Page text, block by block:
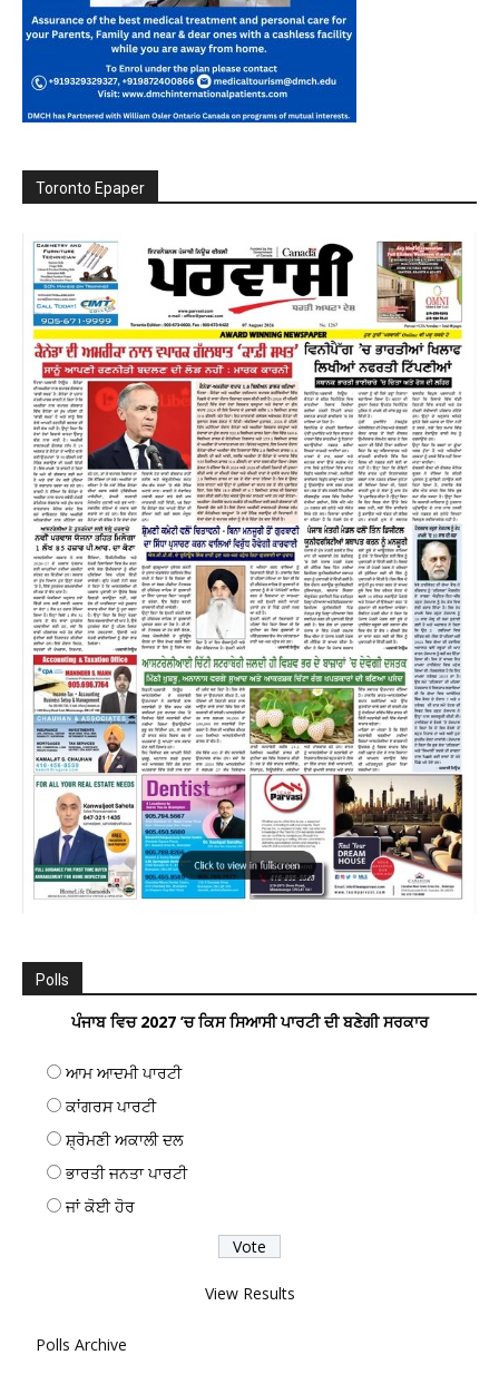
Toronto Epaper
Polls
ਪੰਜਾਬ ਵਿਚ 2027 ’ਚ ਕਿਸ ਸਿਆਸੀ ਪਾਰਟੀ ਦੀ ਬਣੇਗੀ ਸਰਕਾਰ
ਆਮ ਆਦਮੀ ਪਾਰਟੀ
ਕਾਂਗਰਸ ਪਾਰਟੀ
ਸ਼੍ਰੋਮਣੀ ਅਕਾਲੀ ਦਲ
ਭਾਰਤੀ ਜਨਤਾ ਪਾਰਟੀ
ਜਾਂ ਕੋਈ ਹੋਰ
View Results
Polls Archive